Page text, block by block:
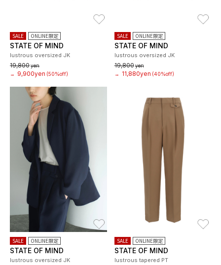
SALE ONLINE限定
STATE OF MIND
lustrous oversized JK
19,800yen
→
9,900yen (50%off)
SALE ONLINE限定
STATE OF MIND
lustrous oversized JK
19,800yen
→
11,880yen (40%off)
SALE ONLINE限定
STATE OF MIND
lustrous oversized JK
SALE ONLINE限定
STATE OF MIND
lustrous tapered PT